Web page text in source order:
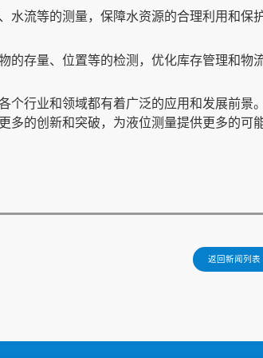
水流等的测量，保障水资源的合理利用和保
的存量、位置等的检测，优化库存管理和物
行业和领域都有着广泛的应用和发展前景。
多的创新和突破，为液位测量提供更多的可
返回新闻列表